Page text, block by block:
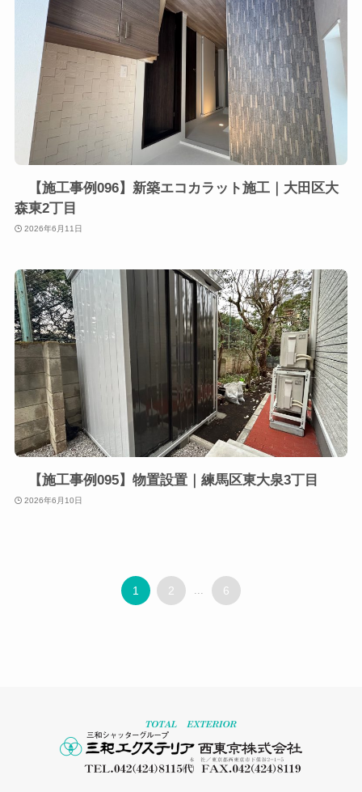
【施工事例096】新築エコカラット施工｜大田区大
森東2丁目
2026年6月11日
【施工事例095】物置設置｜練馬区東大泉3丁目
2026年6月10日
1 2 ... 6